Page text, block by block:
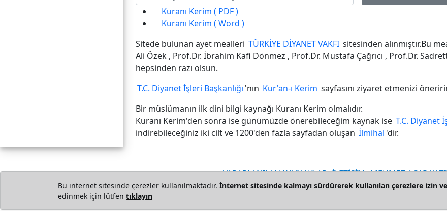
Kuranı Kerim ( PDF )
Kuranı Kerim ( Word )
Sitede bulunan ayet mealleri TÜRKİYE DİYANET VAKFI sitesinden alınmıştır.Bu
Ali Özek , Prof.Dr. İbrahim Kafi Dönmez , Prof.Dr. Mustafa Çağrıcı , Prof.Dr.
hepsinden razı olsun.
T.C. Diyanet İşleri Başkanlığı 'nın Kur'an-ı Kerim sayfasını ziyaret etmenizi
Bir müslümanın ilk dini bilgi kaynağı Kuranı Kerim olmalıdır.
Kuranı Kerim'den sonra ise günümüzde önerebileceğim kaynak ise T.C. Diyanet
indirebileceğiniz iki cilt ve 1200'den fazla sayfadan oluşan İlmihal 'dir.
YARARLANILAN KAYNAKLAR İLETİŞİM MEHMET AÇAR
Bu internet sitesinde çerezler kullanılmaktadır. İnternet sitesinde kalmayı sürdürerek kullanılan çerezlere izin
edinmek için lütfen tıklayın